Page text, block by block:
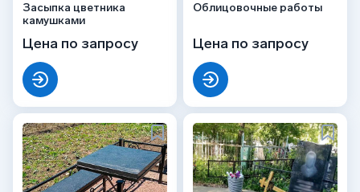
Засыпка цветника
камушками
Цена по запросу
Облицовочные работы
Цена по запросу